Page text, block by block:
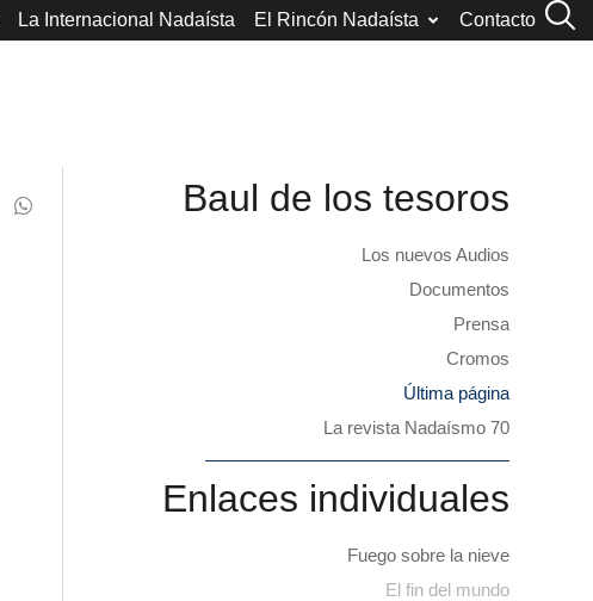
La Internacional Nadaísta El Rincón Nadaísta Contacto
Baul de los tesoros
Los nuevos Audios
Documentos
Prensa
Cromos
Última página
La revista Nadaísmo 70
Enlaces individuales
Fuego sobre la nieve
El fin del mundo